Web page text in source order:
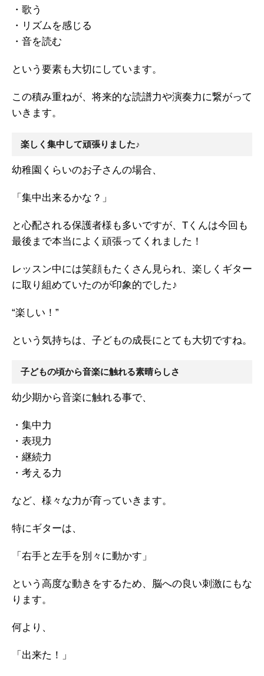
・歌う
・リズムを感じる
・音を読む
という要素も大切にしています。
この積み重ねが、将来的な読譜力や演奏力に繋がって
いきます。
楽しく集中して頑張りました♪
幼稚園くらいのお子さんの場合、
「集中出来るかな？」
と心配される保護者様も多いですが、Tくんは今回も
最後まで本当によく頑張ってくれました！
レッスン中には笑顔もたくさん見られ、楽しくギター
に取り組めていたのが印象的でした♪
“楽しい！”
という気持ちは、子どもの成長にとても大切ですね。
子どもの頃から音楽に触れる素晴らしさ
幼少期から音楽に触れる事で、
・集中力
・表現力
・継続力
・考える力
など、様々な力が育っていきます。
特にギターは、
「右手と左手を別々に動かす」
という高度な動きをするため、脳への良い刺激にもな
ります。
何より、
「出来た！」